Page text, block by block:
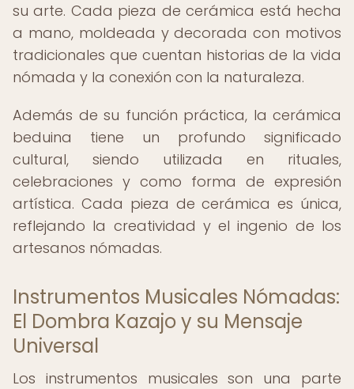
su arte. Cada pieza de cerámica está hecha
a mano, moldeada y decorada con motivos
tradicionales que cuentan historias de la vida
nómada y la conexión con la naturaleza.
Además de su función práctica, la cerámica
beduina tiene un profundo significado
cultural, siendo utilizada en rituales,
celebraciones y como forma de expresión
artística. Cada pieza de cerámica es única,
reflejando la creatividad y el ingenio de los
artesanos nómadas.
Instrumentos Musicales Nómadas:
El Dombra Kazajo y su Mensaje
Universal
Los instrumentos musicales son una parte